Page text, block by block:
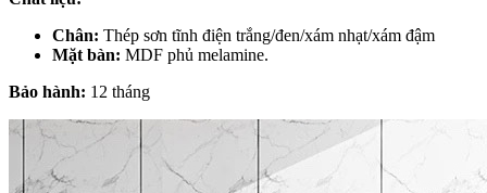
Chân: Thép sơn tĩnh điện trắng/đen/xám nhạt/xám đậm
Mặt bàn: MDF phủ melamine.
Bảo hành: 12 tháng